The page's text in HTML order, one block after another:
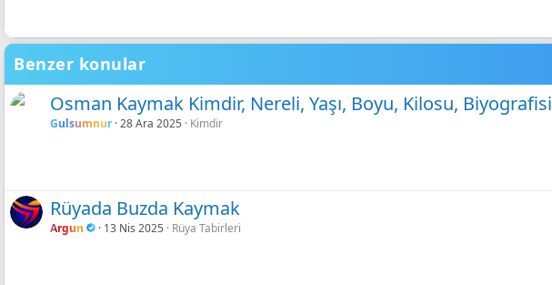
18
26
Gölgeli Mavi
Gölgeli Mor
Gölgeli Gül Rengi
Gölgeli Siyah
Shadow neon
Tahoma
Times New Roman
Verdana
Benzer konular
Osman Kaymak Kimdir, Nereli, Yaşı, Boyu, Kilosu, Biyografisi
Gulsumnur 28 Ara 2025 Kimdir
Rüyada Buzda Kaymak
Argun 13 Nis 2025 Rüya Tabirleri